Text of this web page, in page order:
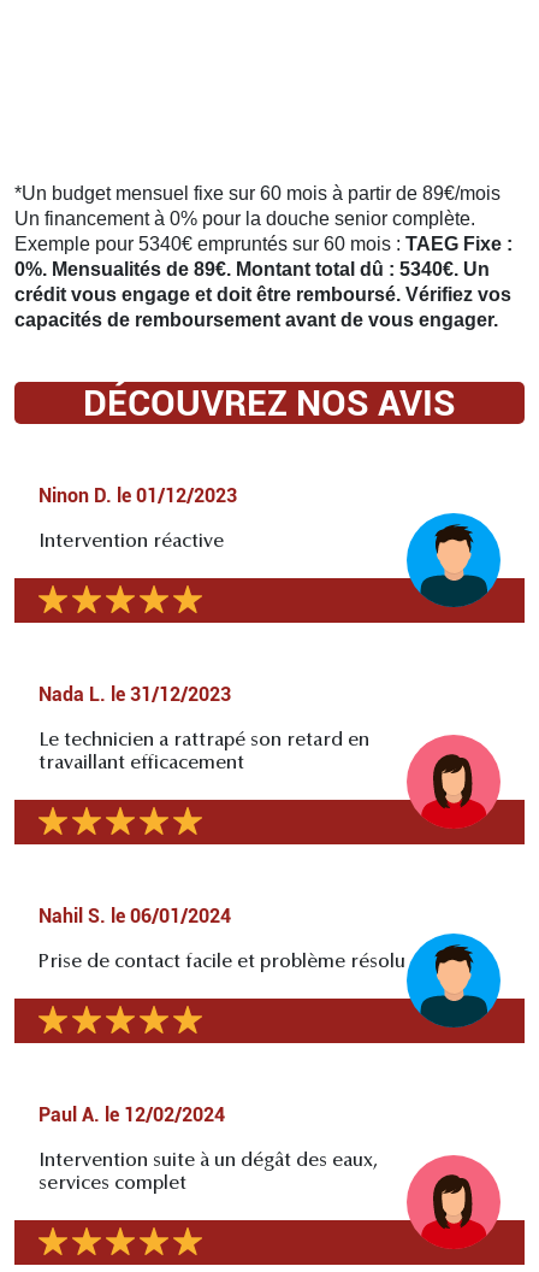
*Un budget mensuel fixe sur 60 mois à partir de 89€/mois
Un financement à 0% pour la douche senior complète.
Exemple pour 5340€ empruntés sur 60 mois : TAEG Fixe :
0%. Mensualités de 89€. Montant total dû : 5340€. Un
crédit vous engage et doit être remboursé. Vérifiez vos
capacités de remboursement avant de vous engager.
DÉCOUVREZ NOS AVIS
Ninon D. le 01/12/2023
Intervention réactive
Nada L. le 31/12/2023
Le technicien a rattrapé son retard en
travaillant efficacement
Nahil S. le 06/01/2024
Prise de contact facile et problème résolu
Paul A. le 12/02/2024
Intervention suite à un dégât des eaux,
services complet